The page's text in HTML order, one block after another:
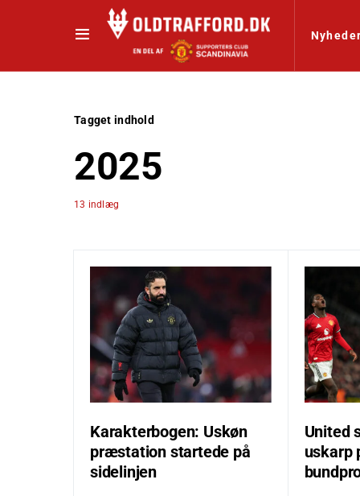
Tagget indhold
2025
13 indlæg
Karakterbogen: Uskøn
præstation startede på
sidelinjen
United
uskarp